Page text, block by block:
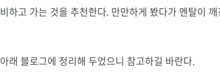
하고 가는 것을 추천한다. 만만하게 봤다가 멘탈이
래 블로그에 정리해 두었으니 참고하길 바란다.